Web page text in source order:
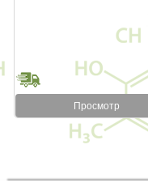
Просмотр